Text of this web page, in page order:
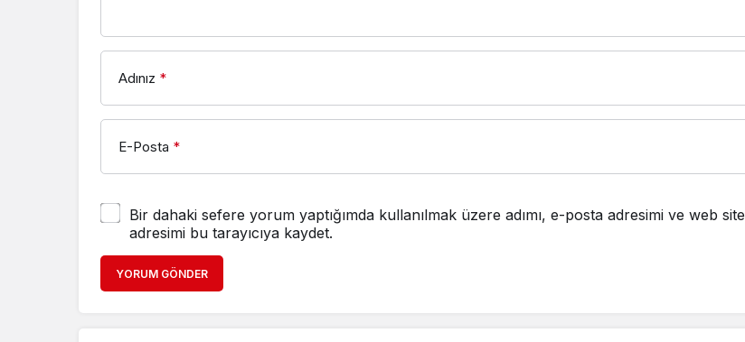
Adınız *
E-Posta *
Bir dahaki sefere yorum yaptığımda kullanılmak üzere adımı, e-posta adresimi ve web site
adresimi bu tarayıcıya kaydet.
YORUM GÖNDER